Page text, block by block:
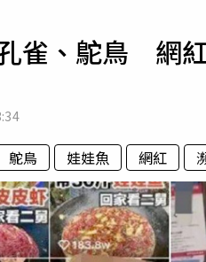
專欄
雀、鴕鳥 網
鴕鳥 娃娃魚 網紅